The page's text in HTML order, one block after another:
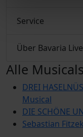
Service
Über Bavaria
Alle
DREI
Musical
DIE SCHÖNE
Sebastian